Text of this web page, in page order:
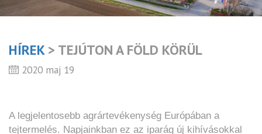
HÍREK> TEJÚTON A FÖLD KÖRÜL
2020 maj 19
A legjelentosebb agrártevékenység Európában a
tejtermelés. Napjainkban ez az iparág új kihívásokkal